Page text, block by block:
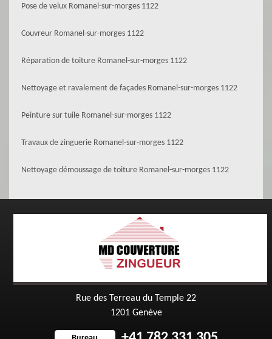
Pose de velux Romanel-sur-morges 1122
Couvreur Romanel-sur-morges 1122
Réparation de toiture Romanel-sur-morges 1122
Nettoyage et ravalement de façades Romanel-sur-morges 1122
Peinture sur tuile Romanel-sur-morges 1122
Travaux de zinguerie Romanel-sur-morges 1122
Nettoyage démoussage de toiture Romanel-sur-morges 1122
Rue des Terreau du Temple 22
1201 Genève